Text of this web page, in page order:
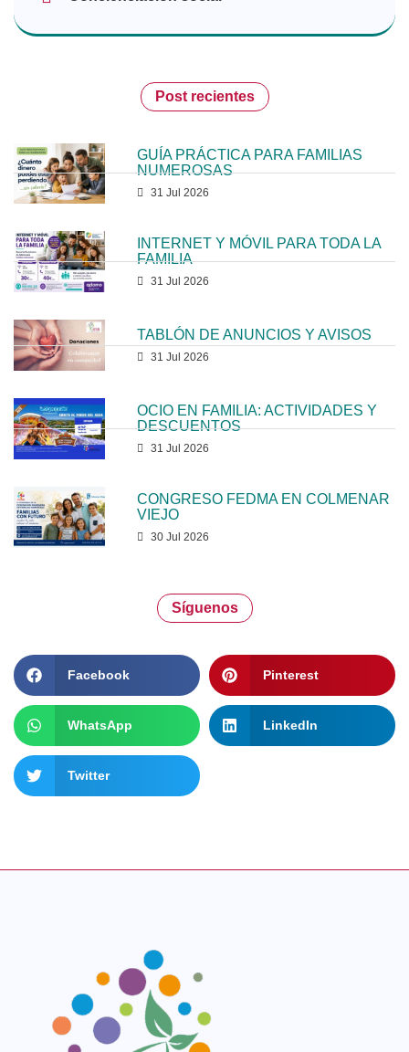
Post recientes
GUÍA PRÁCTICA PARA FAMILIAS
NUMEROSAS
31 Jul 2026
INTERNET Y MÓVIL PARA TODA LA
FAMILIA
31 Jul 2026
TABLÓN DE ANUNCIOS Y AVISOS
31 Jul 2026
OCIO EN FAMILIA: ACTIVIDADES Y
DESCUENTOS
31 Jul 2026
CONGRESO FEDMA EN COLMENAR
VIEJO
30 Jul 2026
Síguenos
Facebook Pinterest
WhatsApp LinkedIn
Twitter